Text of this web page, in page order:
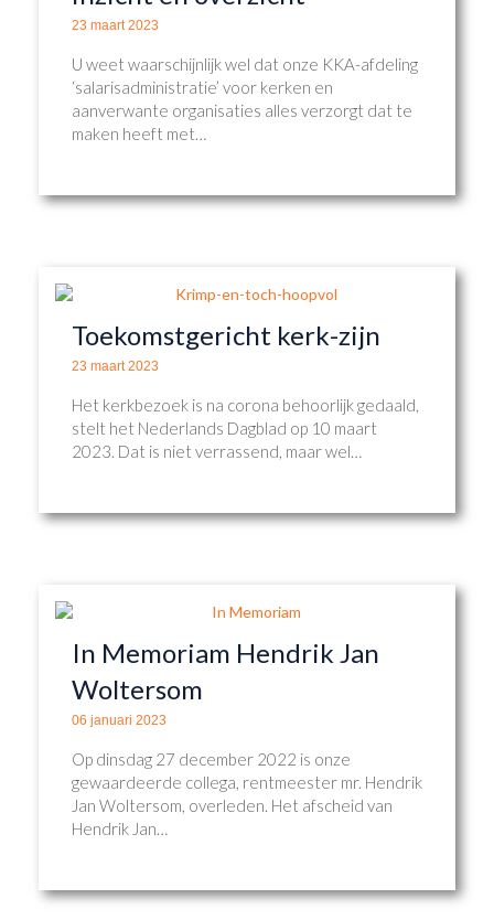
23 maart 2023
U weet waarschijnlijk wel dat onze KKA-afdeling
‘salarisadministratie’ voor kerken en
aanverwante organisaties alles verzorgt dat te
maken heeft met…
Toekomstgericht kerk-zijn
23 maart 2023
Het kerkbezoek is na corona behoorlijk gedaald,
stelt het Nederlands Dagblad op 10 maart
2023. Dat is niet verrassend, maar wel…
In Memoriam Hendrik Jan
Woltersom
06 januari 2023
Op dinsdag 27 december 2022 is onze
gewaardeerde collega, rentmeester mr. Hendrik
Jan Woltersom, overleden. Het afscheid van
Hendrik Jan…